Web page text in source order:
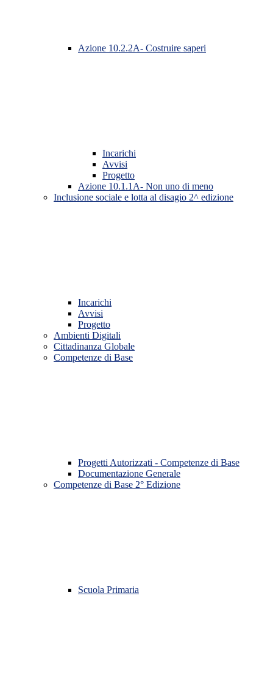
Azione 10.2.2A- Costruire saperi
Incarichi
Avvisi
Progetto
Azione 10.1.1A- Non uno di meno
Inclusione sociale e lotta al disagio 2^ edizione
Incarichi
Avvisi
Progetto
Ambienti Digitali
Cittadinanza Globale
Competenze di Base
Progetti Autorizzati - Competenze di Base
Documentazione Generale
Competenze di Base 2° Edizione
Scuola Primaria